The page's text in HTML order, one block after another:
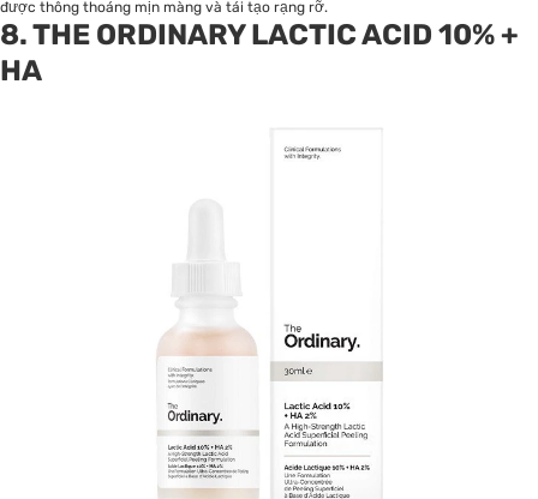
được thông thoáng mịn màng và tái tạo rạng rỡ.
8. THE ORDINARY LACTIC ACID 10% +
HA